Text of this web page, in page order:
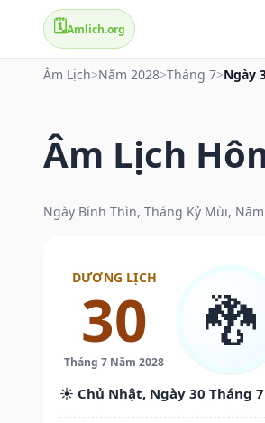
🗓️Amlich.org
Âm Lịch>Năm 2028>Tháng 7>Ngày
Âm Lịch
Ngày Bính Thìn, Tháng Kỷ Mùi,
DƯƠNG LỊCH
30
Tháng 7 Năm 2028
🐉
☀️ Chủ Nhật, Ngày 30 Tháng